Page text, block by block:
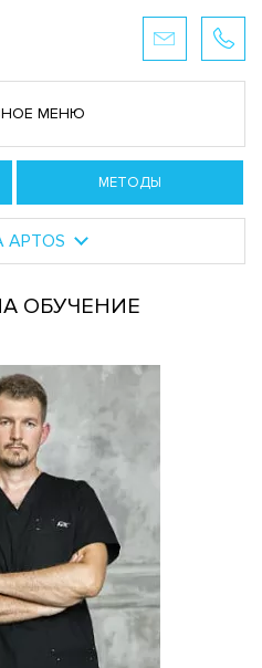
МЕНЮ
МЕТОДЫ
ОБУЧЕНИЕ